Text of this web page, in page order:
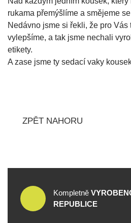
rukama přemýšlíme a smějeme
Nedávno jsme si řekli, že pro Vás
vylepšíme, a tak jsme nechali
etikety.
A zase jsme ty sedací vaky
ZPĚT NAHORU
Kompletně
REPUBLICE